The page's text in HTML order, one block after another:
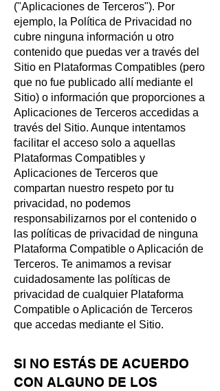
("Aplicaciones de Terceros"). Por
ejemplo, la Política de Privacidad no
cubre ninguna información u otro
contenido que puedas ver a través del
Sitio en Plataformas Compatibles (pero
que no fue publicado allí mediante el
Sitio) o información que proporciones a
Aplicaciones de Terceros accedidas a
través del Sitio. Aunque intentamos
facilitar el acceso solo a aquellas
Plataformas Compatibles y
Aplicaciones de Terceros que
compartan nuestro respeto por tu
privacidad, no podemos
responsabilizarnos por el contenido o
las políticas de privacidad de ninguna
Plataforma Compatible o Aplicación de
Terceros. Te animamos a revisar
cuidadosamente las políticas de
privacidad de cualquier Plataforma
Compatible o Aplicación de Terceros
que accedas mediante el Sitio.
SI NO ESTÁS DE ACUERDO
CON ALGUNO DE LOS